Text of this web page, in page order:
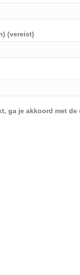
(vereist)
ga je akkoord met